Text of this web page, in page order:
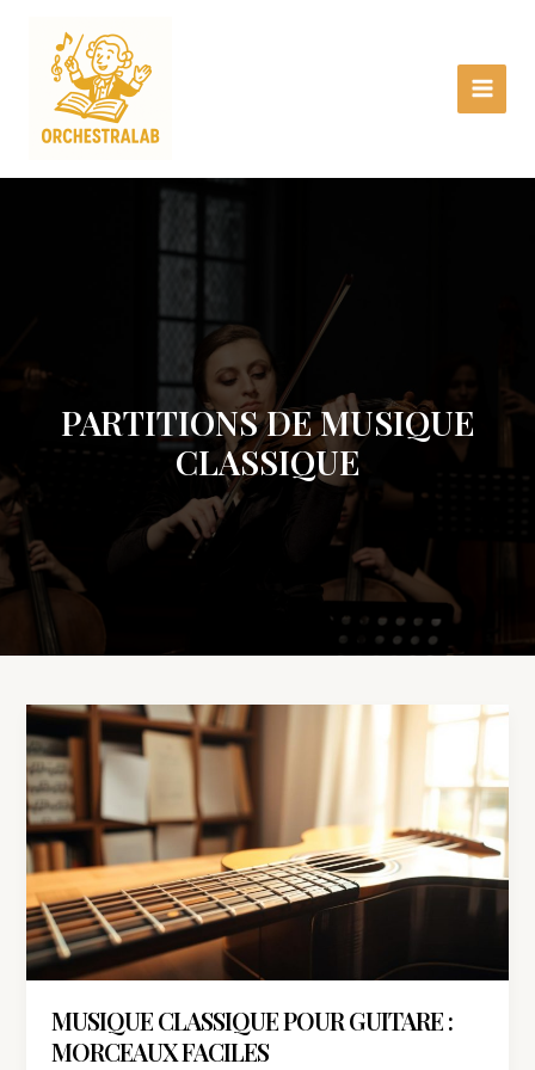
contenu
Menu
PARTITIONS DE MUSIQUE
CLASSIQUE
MUSIQUE CLASSIQUE POUR GUITARE :
MORCEAUX FACILES
Musique
classique
pour
guitare
:
morceaux
faciles